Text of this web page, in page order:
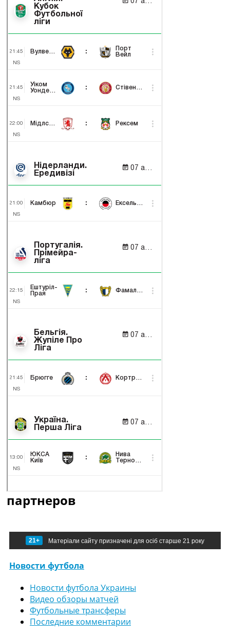
партнеров
21+ Матеріали сайту призначені для осіб старше 21 року
Новости футбола
Новости футбола Украины
Видео обзоры матчей
Футбольные трансферы
Последние комментарии